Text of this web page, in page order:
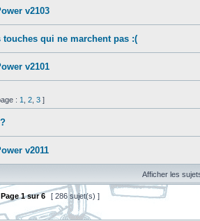
v2103
touches qui ne marchent pas :(
v2101
: 1 2 3 ]
v2011
Afficher les
Page1sur6 [ 286 sujet(s) ]